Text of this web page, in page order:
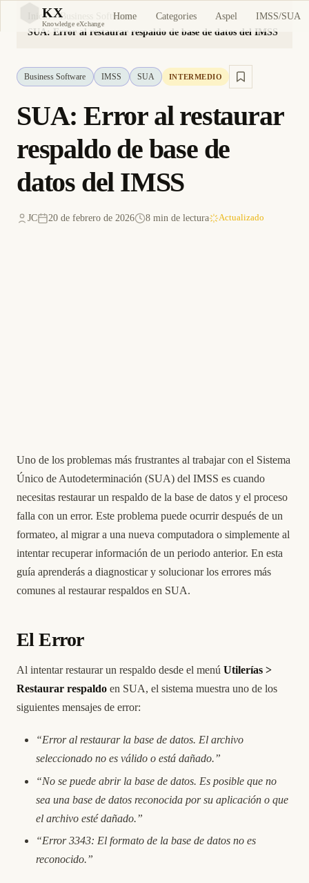
KX
Knowledge eXchange
Home Categories Aspel IMSS/SUA
Inicio
Business Software
SUA: Error al restaurar respaldo de base de datos del IMSS
Business Software IMSS SUA INTERMEDIO
SUA: Error al restaurar
respaldo de base de
datos del IMSS
JC 20 de febrero de 2026 8 min de lectura Actualizado
Uno de los problemas más frustrantes al trabajar con el Sistema
Único de Autodeterminación (SUA) del IMSS es cuando
necesitas restaurar un respaldo de la base de datos y el proceso
falla con un error. Este problema puede ocurrir después de un
formateo, al migrar a una nueva computadora o simplemente al
intentar recuperar información de un periodo anterior. En esta
guía aprenderás a diagnosticar y solucionar los errores más
comunes al restaurar respaldos en SUA.
El Error
Al intentar restaurar un respaldo desde el menú Utilerías >
Restaurar respaldo en SUA, el sistema muestra uno de los
siguientes mensajes de error:
“Error al restaurar la base de datos. El archivo
seleccionado no es válido o está dañado.”
“No se puede abrir la base de datos. Es posible que no
sea una base de datos reconocida por su aplicación o que
el archivo esté dañado.”
“Error 3343: El formato de la base de datos no es
reconocido.”